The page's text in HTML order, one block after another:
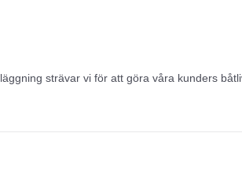
strävar vi för att göra våra kunders